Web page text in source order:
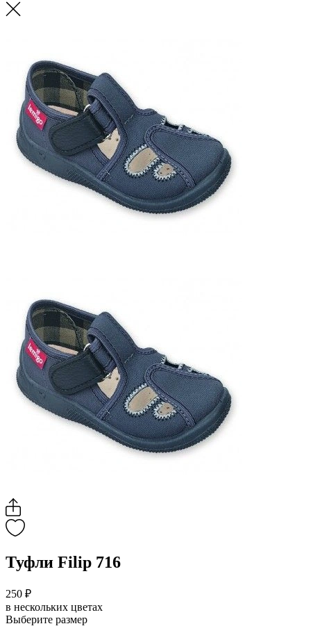
Туфли Filip 716
250 ₽
в нескольких цветах
Выберите размер